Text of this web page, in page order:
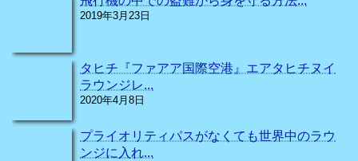
2019年3月23日
タヒチ『ファアア国際空港』エアタヒチヌイ
ラウンジレ...
2020年4月8日
プライオリティパスがなくても世界中のラウ
ンジに入れ...